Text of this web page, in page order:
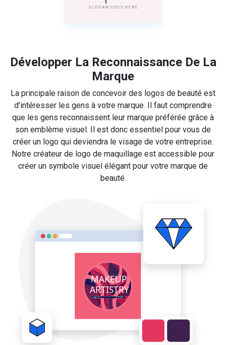
Développer La Reconnaissance De La
Marque
La principale raison de concevoir des logos de beauté est
d’intéresser les gens à votre marque. Il faut comprendre
que les gens reconnaissent leur marque préférée grâce à
son emblème visuel. Il est donc essentiel pour vous de
créer un logo qui deviendra le visage de votre entreprise.
Notre créateur de logo de maquillage est accessible pour
créer un symbole visuel élégant pour votre marque de
beauté.